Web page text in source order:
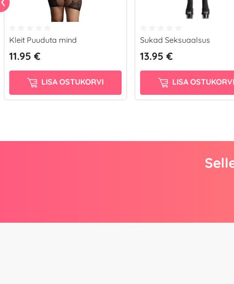
Kleit Puuduta mind
11.95 €
LISA OSTUKORVI
Sukad Seksuaalsus
13.95 €
LISA OSTUKORVI